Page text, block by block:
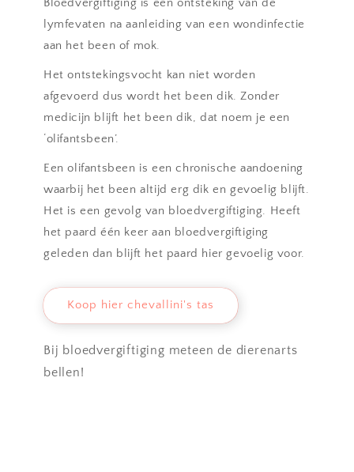
lymfevaten na aanleiding van een wondinfectie
aan het been of mok.
Het ontstekingsvocht kan niet worden
afgevoerd dus wordt het been dik. Zonder
medicijn blijft het been dik, dat noem je een
‘olifantsbeen’.
Een olifantsbeen is een chronische aandoening
waarbij het been altijd erg dik en gevoelig blijft.
Het is een gevolg van bloedvergiftiging. Heeft
het paard één keer aan bloedvergiftiging
geleden dan blijft het paard hier gevoelig voor.
Koop hier chevallini's tas
Bij bloedvergiftiging meteen de dierenarts
bellen!